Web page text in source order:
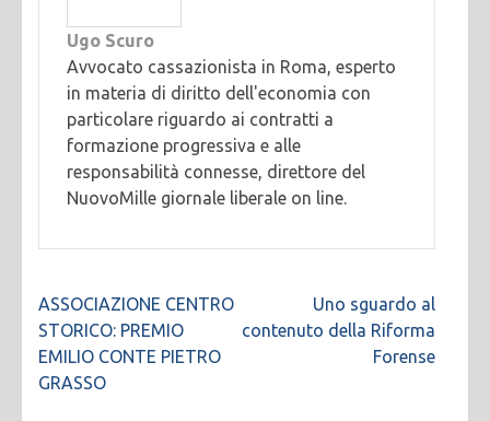
Ugo Scuro
Avvocato cassazionista in Roma, esperto
in materia di diritto dell'economia con
particolare riguardo ai contratti a
formazione progressiva e alle
responsabilità connesse, direttore del
NuovoMille giornale liberale on line.
Navigazione
articoli
ASSOCIAZIONE CENTRO
STORICO: PREMIO
EMILIO CONTE PIETRO
GRASSO
Uno sguardo al
contenuto della Riforma
Forense